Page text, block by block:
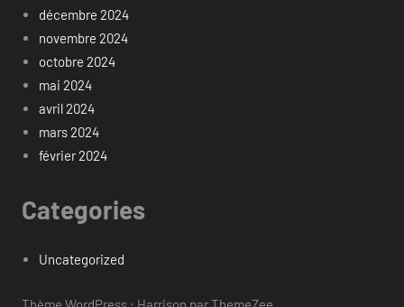
décembre 2024
novembre 2024
octobre 2024
mai 2024
avril 2024
mars 2024
février 2024
Categories
Uncategorized